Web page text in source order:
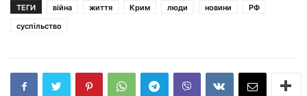
ТЕГИ війна життя Крим люди новини
РФ
суспільство